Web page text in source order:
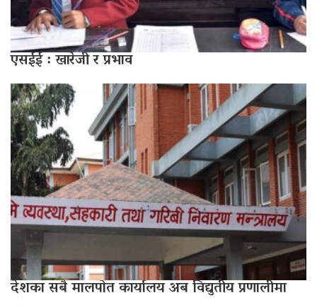
एसईई : खारेजी र प्रभाव
देशका सबै मालपोत कार्यालय अब विद्युतीय प्रणालीमा